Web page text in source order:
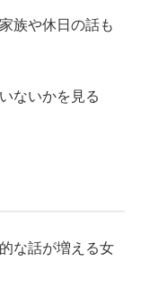
族や休日の話も
ないかを見る
な話が増える女